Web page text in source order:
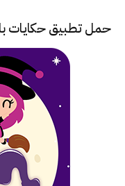
حمل تطبيقحكايات